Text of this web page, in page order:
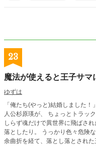
23
魔法が使えると王子サ
ゆずは
「俺たち(やっと)結婚しました！」 日本のごくごく普通のゲームオタクだった主
人公杉原瑛が、 ちょっとトラックに轢かれて意識不明になっていたり。 知らず
しらず魂だけで異世界に飛ばさ
落としたり。 うっかり色々危険な目
余曲折を経て、落とし落とされた